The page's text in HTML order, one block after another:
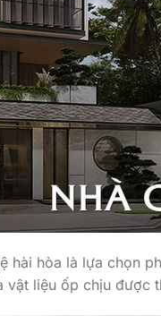
hài hòa là lựa chọn
liệu ốp chịu được